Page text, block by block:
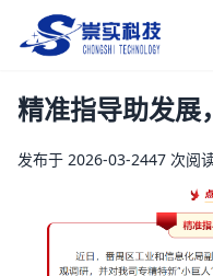
崇实科技
精准指导助发展
发布于 2026-03-2447 次阅